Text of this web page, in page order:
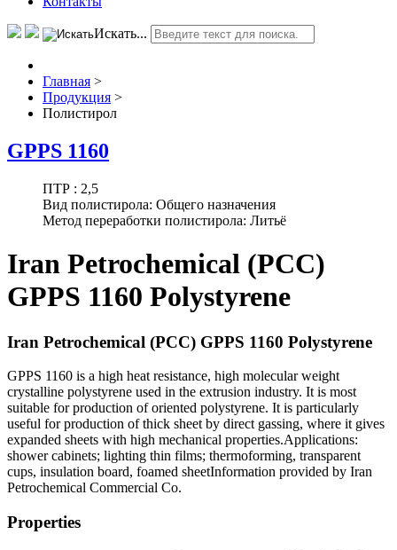
Искать...
Главная >
Продукция >
Полистирол
GPPS 1160
ПТР : 2,5
Вид полистирола: Общего назначения
Метод переработки полистирола: Литьё
Iran Petrochemical (PCC)
GPPS 1160 Polystyrene
Iran Petrochemical (PCC) GPPS 1160 Polystyrene
GPPS 1160 is a high heat resistance, high molecular weight
crystalline polystyrene used in the extrusion industry. It is most
suitable for production of oriented polystyrene. It is particularly
useful for production of thick sheet by direct gassing, where it gives
expanded sheets with high mechanical properties.Applications:
shower cabinets; lighting thin films; thermoforming, transparent
cups, insulation board, foamed sheetInformation provided by Iran
Petrochemical Commercial Co.
Properties